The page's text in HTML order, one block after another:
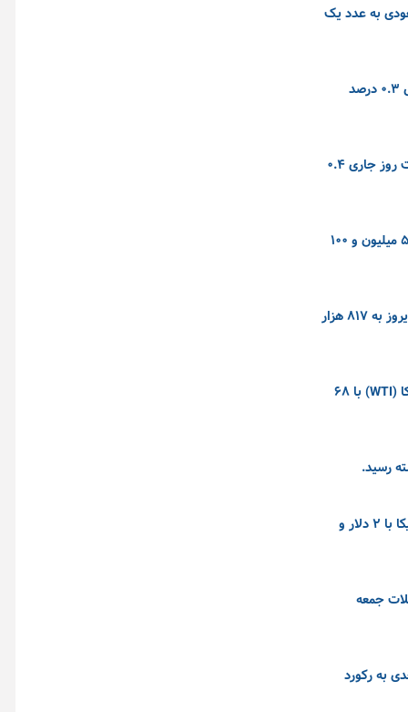
با ادامه روند صعودی به عدد یک
قیمت نفت برنت با ۲۶ سنت معادل ۰.۳ درصد افزایش، به ۸۳ دلار و ۴۲ سنت در هر بشکه رسید و نفت وست تگزاس اینترمدیت آمریکا با ۴۶ سنت معادل ۰.۳ درصد
قیمت هر اونس طلا برای تحویل فوری، پس از ثبت افزایش ۳.۶ درصدی در معاملات روز دوشنبه و رسیدن به بالاترین سطح خود از پنجم ژوئن، در معاملات روز جاری ۰.۴
بورس تهران امروز - ۲۶ خرداد – با روند صعودی توانست رکورد جدیدی را به ثبت برساند، به طوری که شاخص کل بورس با رشد ۱۱۹ هزار و ۹۰۱ احدی به ۵ میلیون و ۱۰۰
شاخص کل بورس تهران در بازار روز چهارشنبه (۲۰ خرداد ماه) به عدد چهار میلیون و ۵۹۳ هزار واحدی رسید. تعداد معاملات امروز نیز با رشد نسبت به دیروز به ۸۱۷ هزار
قیمت آتی نفت برنت با ۸۳ سنت معادل ۰.۹ درصد افزایش، به ۹۲ دلار و ۲۹ سنت در هر بشکه رسید، در حالی که نفت خام وست تگزاس اینترمدیت آمریکا (WTI) با ۶۸
قیمت آتی نفت خام برنت با ۳ دلار و ۲۰ سنت معادل ۳.۳۹ درصد افزایش، به ۹۶ دلار و ۲۴ سنت در هر بشکه رسید، در حالی که قیمت آتی نفت خام آمریکا با ۲ دلار و
فلز گرانبها در معاملات جمعه
صعودی معناداری به خود گرفت و شاخص کل بورس تهران با صعود ۱۰۱ هزار واحدی به رکورد